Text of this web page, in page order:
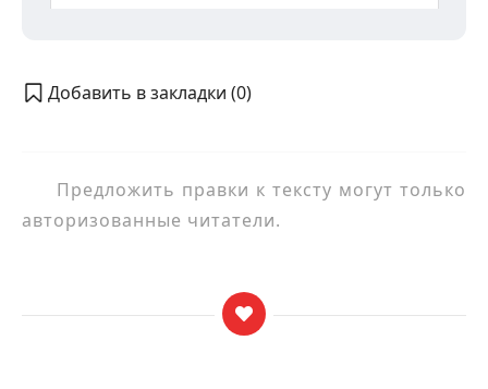
Добавить в закладки (0)
Предложить правки к тексту могут только
авторизованные читатели.